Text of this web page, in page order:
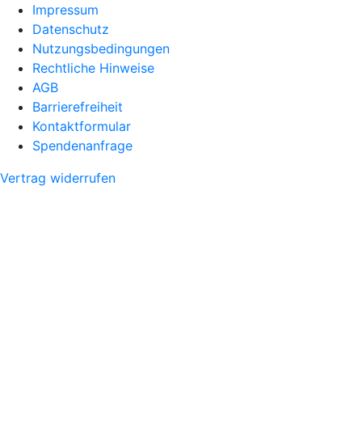
Impressum
Datenschutz
Nutzungsbedingungen
Rechtliche Hinweise
AGB
Barrierefreiheit
Kontaktformular
Spendenanfrage
Vertrag widerrufen